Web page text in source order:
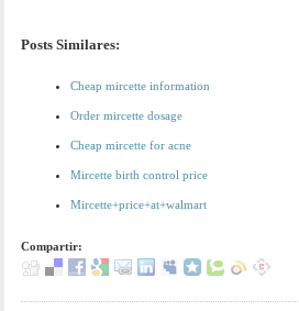
Posts Similares:
Cheap mircette information
Order mircette dosage
Cheap mircette for acne
Mircette birth control price
Mircette+price+at+walmart
Compartir: